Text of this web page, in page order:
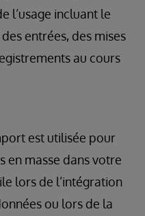
l’usage incluant le
entrées, des mises
au cours
est utilisée pour
en masse dans votre
lors de l’intégration
ou lors de la